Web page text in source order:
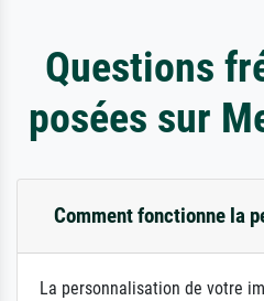
Questions
posées sur
Comment fonctionne la
La personnalisation de votre